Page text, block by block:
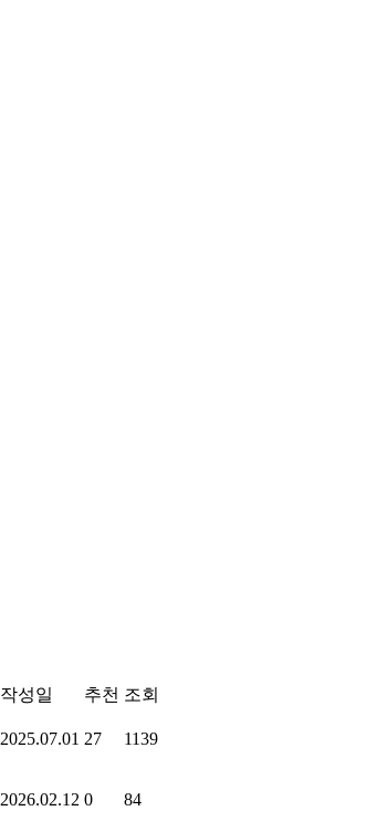
작성일 추천 조회
2025.07.01 27 1139
2026.02.12 0 84